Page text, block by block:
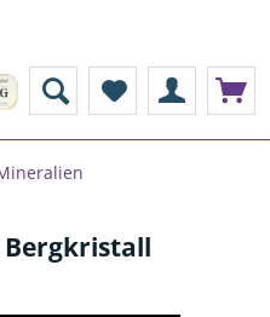
Bergkristall